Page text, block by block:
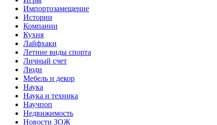
Импортозамещение
Истории
Компании
Кухня
Лайфхаки
Летние виды спорта
Личный счет
Люди
Мебель и декор
Наука
Наука и техника
Научпоп
Недвижимость
Новости ЗОЖ